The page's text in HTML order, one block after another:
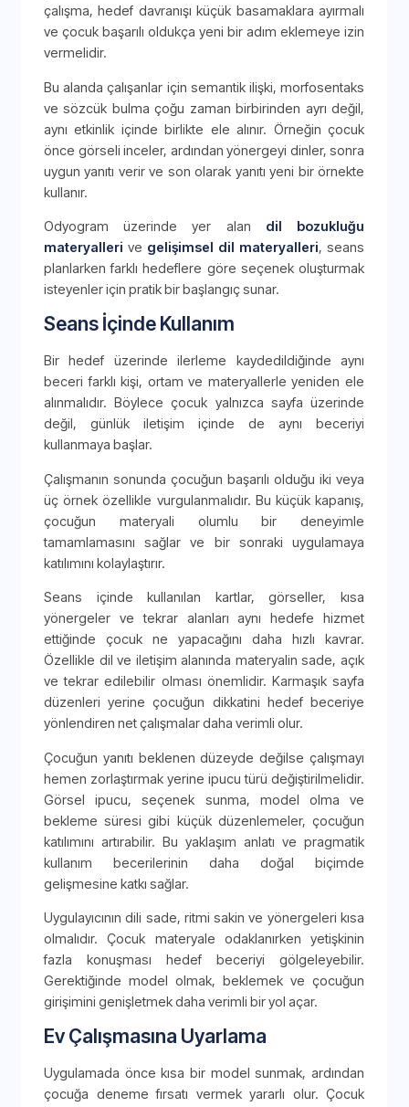
çalışma, hedef davranışı küçük basamaklara ayırmalı
ve çocuk başarılı oldukça yeni bir adım eklemeye izin
vermelidir.
Bu alanda çalışanlar için semantik ilişki, morfosentaks
ve sözcük bulma çoğu zaman birbirinden ayrı değil,
aynı etkinlik içinde birlikte ele alınır. Örneğin çocuk
önce görseli inceler, ardından yönergeyi dinler, sonra
uygun yanıtı verir ve son olarak yanıtı yeni bir örnekte
kullanır.
Odyogram üzerinde yer alan dil bozukluğu
materyalleri ve gelişimsel dil materyalleri, seans
planlarken farklı hedeflere göre seçenek oluşturmak
isteyenler için pratik bir başlangıç sunar.
Seans İçinde Kullanım
Bir hedef üzerinde ilerleme kaydedildiğinde aynı
beceri farklı kişi, ortam ve materyallerle yeniden ele
alınmalıdır. Böylece çocuk yalnızca sayfa üzerinde
değil, günlük iletişim içinde de aynı beceriyi
kullanmaya başlar.
Çalışmanın sonunda çocuğun başarılı olduğu iki veya
üç örnek özellikle vurgulanmalıdır. Bu küçük kapanış,
çocuğun materyali olumlu bir deneyimle
tamamlamasını sağlar ve bir sonraki uygulamaya
katılımını kolaylaştırır.
Seans içinde kullanılan kartlar, görseller, kısa
yönergeler ve tekrar alanları aynı hedefe hizmet
ettiğinde çocuk ne yapacağını daha hızlı kavrar.
Özellikle dil ve iletişim alanında materyalin sade, açık
ve tekrar edilebilir olması önemlidir. Karmaşık sayfa
düzenleri yerine çocuğun dikkatini hedef beceriye
yönlendiren net çalışmalar daha verimli olur.
Çocuğun yanıtı beklenen düzeyde değilse çalışmayı
hemen zorlaştırmak yerine ipucu türü değiştirilmelidir.
Görsel ipucu, seçenek sunma, model olma ve
bekleme süresi gibi küçük düzenlemeler, çocuğun
katılımını artırabilir. Bu yaklaşım anlatı ve pragmatik
kullanım becerilerinin daha doğal biçimde
gelişmesine katkı sağlar.
Uygulayıcının dili sade, ritmi sakin ve yönergeleri kısa
olmalıdır. Çocuk materyale odaklanırken yetişkinin
fazla konuşması hedef beceriyi gölgeleyebilir.
Gerektiğinde model olmak, beklemek ve çocuğun
girişimini genişletmek daha verimli bir yol açar.
Ev Çalışmasına Uyarlama
Uygulamada önce kısa bir model sunmak, ardından
çocuğa deneme fırsatı vermek yararlı olur. Çocuk